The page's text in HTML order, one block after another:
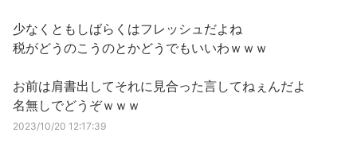
少なくともしばらくはフレッシュだよね
税がどうのこうのとかどうでもいいわｗｗｗ
お前は肩書出してそれに見合った言してねぇんだよ
名無しでどうぞｗｗｗ
2023/10/20 12:17:39